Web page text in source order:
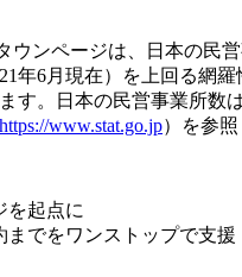
ウンページは、日本の民
年6月現在）を上回る網
す。日本の民営事業所数
https://www.stat.go.jp）を参照
を起点に
までをワンストップで支援